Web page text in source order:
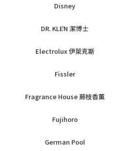
Disney
DR. KLĒN 潔博士
Electrolux 伊萊克斯
Fissler
Fragrance House 藤枝香薰
Fujihoro
German Pool